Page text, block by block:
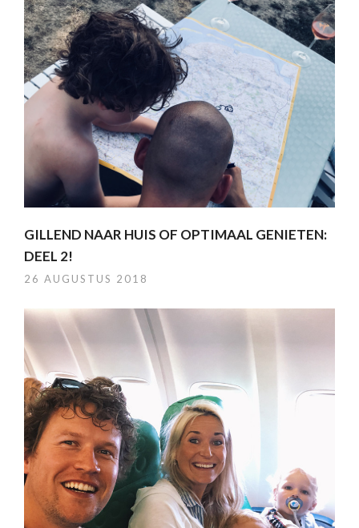
GILLEND NAAR HUIS OF OPTIMAAL GENIETEN:
DEEL 2!
26 AUGUSTUS 2018